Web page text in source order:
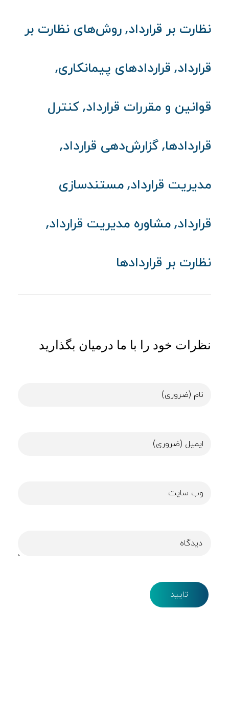
نظارت بر قرارداد, روش‌های نظارت بر
قرارداد, قراردادهای پیمانکاری,
قوانین و مقررات قرارداد, کنترل
قراردادها, گزارش‌دهی قرارداد,
مدیریت قرارداد, مستندسازی
قرارداد, مشاوره مدیریت قرارداد,
نظارت بر قراردادها
نظرات خود را با ما درمیان بگذارید